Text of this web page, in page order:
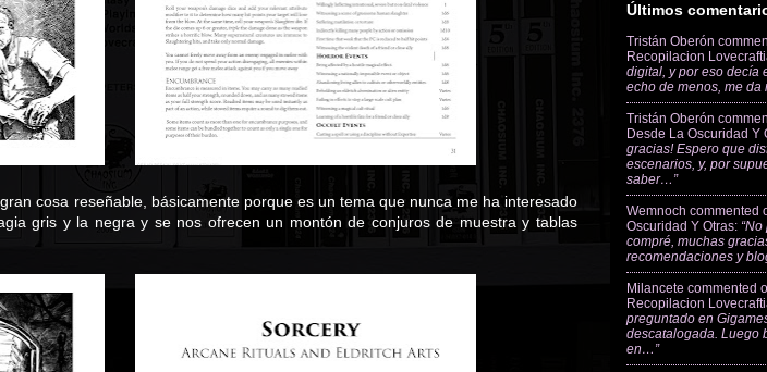
cosa reseñable, básicamente porque es un tema que nunca me ha interesado
gris y la negra y se nos ofrecen un montón de conjuros de muestra y tablas
Últimos
Tristán Oberón
Recopilacion
digital, y por eso decía
echo de menos, me
Tristán Oberón
Desde La Oscuridad Y
gracias! Espero que
escenarios, y, por
saber…”
Wemnoch commented
Oscuridad Y Otras:
compré, muchas
recomendaciones y
Milancete commented
Recopilacion
preguntado en
descatalogada. Luego
en…”